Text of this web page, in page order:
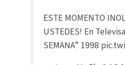
ESTE MOMENTO
USTEDES! En
SEMANA” 1998